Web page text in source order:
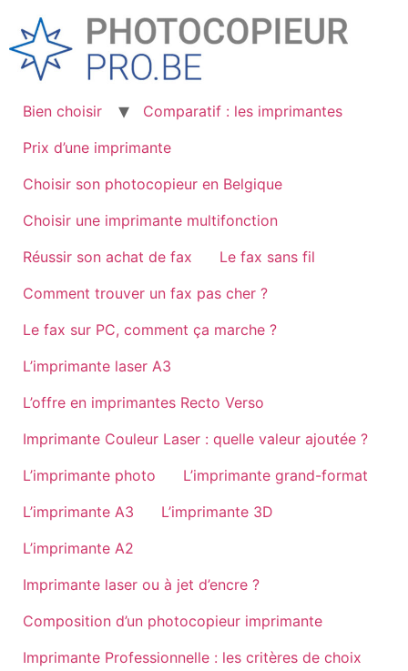
content
Bien choisir
Comparatif : les imprimantes
Prix d’une imprimante
Choisir son photocopieur en Belgique
Choisir une imprimante multifonction
Réussir son achat de fax
Le fax sans fil
Comment trouver un fax pas cher ?
Le fax sur PC, comment ça marche ?
L’imprimante laser A3
L’offre en imprimantes Recto Verso
Imprimante Couleur Laser : quelle valeur ajoutée ?
L’imprimante photo
L’imprimante grand-format
L’imprimante A3
L’imprimante 3D
L’imprimante A2
Imprimante laser ou à jet d’encre ?
Composition d’un photocopieur imprimante
Imprimante Professionnelle : les critères de choix